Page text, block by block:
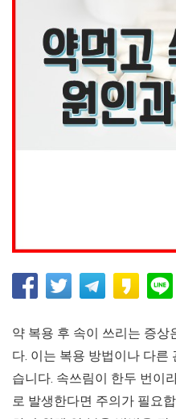
약 복용 후 속이 쓰리는 증상
다. 이는 복용 방법이나 다른
습니다. 속쓰림이 한두 번이
로 발생한다면 주의가 필요